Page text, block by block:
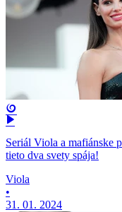
Seriál Viola a mafiánske
tieto dva svety spája!
Viola
•
31. 01. 2024